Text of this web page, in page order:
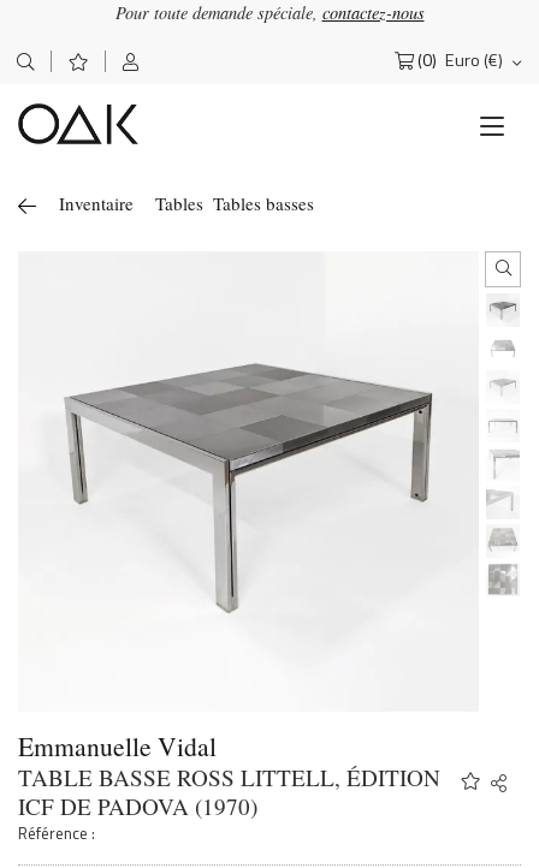
Pour toute demande spéciale, contactez-nous
(0) Euro (€)
Rechercher :
Inventaire Tables Tables basses
Emmanuelle Vidal
TABLE BASSE ROSS LITTELL, ÉDITION
ICF DE PADOVA (1970)
Référence :
Share
Twitter